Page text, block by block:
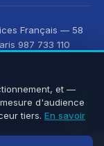
Français — 58
987 733 110
et —
d'audience
tiers. En savoir